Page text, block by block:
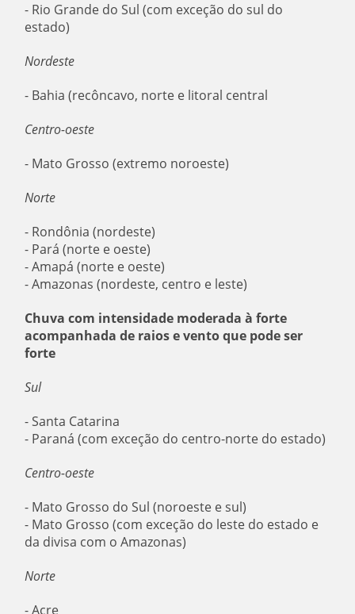
- Rio Grande do Sul (com exceção do sul do
estado)
Nordeste
- Bahia (recôncavo, norte e litoral central
Centro-oeste
- Mato Grosso (extremo noroeste)
Norte
- Rondônia (nordeste)
- Pará (norte e oeste)
- Amapá (norte e oeste)
- Amazonas (nordeste, centro e leste)
Chuva com intensidade moderada à forte
acompanhada de raios e vento que pode ser
forte
Sul
- Santa Catarina
- Paraná (com exceção do centro-norte do estado)
Centro-oeste
- Mato Grosso do Sul (noroeste e sul)
- Mato Grosso (com exceção do leste do estado e
da divisa com o Amazonas)
Norte
- Acre